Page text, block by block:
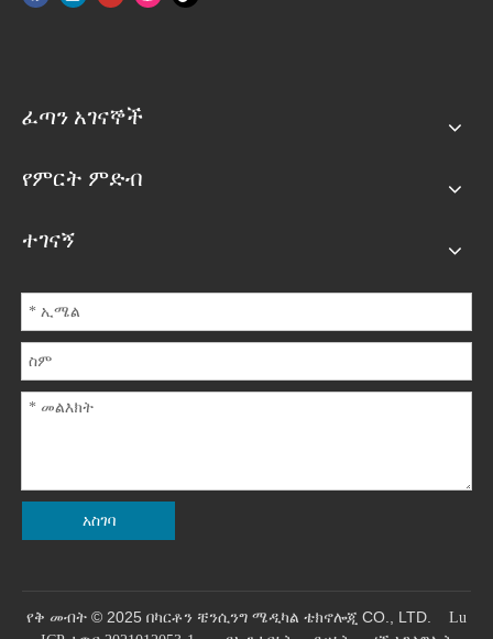
ፈጣን አገናኞች
የምርት ምድብ
ተገናኝ
አስገባ
የቅ መብት © 2025 በካርቶን ቼንሲንግ ሜዲካል ቴክኖሎጂ CO., LTD. Lu